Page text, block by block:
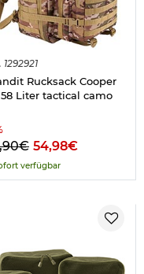
1292921
Rucksack Cooper
Liter tactical camo
54,98€
verfügbar